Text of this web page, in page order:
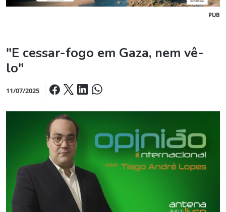
PUB
"E cessar-fogo em Gaza, nem vê-
lo"
11/07/2025